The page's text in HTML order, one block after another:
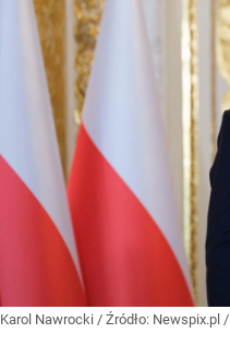
Karol Nawrocki / Źródło: Newspix.pl /